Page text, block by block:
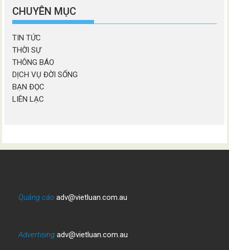
mục
CHUYÊN MỤC
TIN TỨC
THỜI SỰ
THÔNG BÁO
DỊCH VỤ ĐỜI SỐNG
BẠN ĐỌC
LIÊN LẠC
Quảng cáo adv@vietluan.com.au
Advertising adv@vietluan.com.au